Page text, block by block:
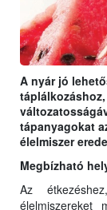
A nyár jó
tápanyagokat
élelmiszer
Megbízható
Az
élelmiszereket